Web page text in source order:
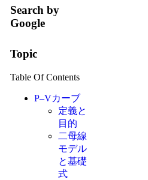
Search by
Google
Topic
Table Of Contents
P–Vカーブ
定義と
目的
二母線
モデル
と基礎
式